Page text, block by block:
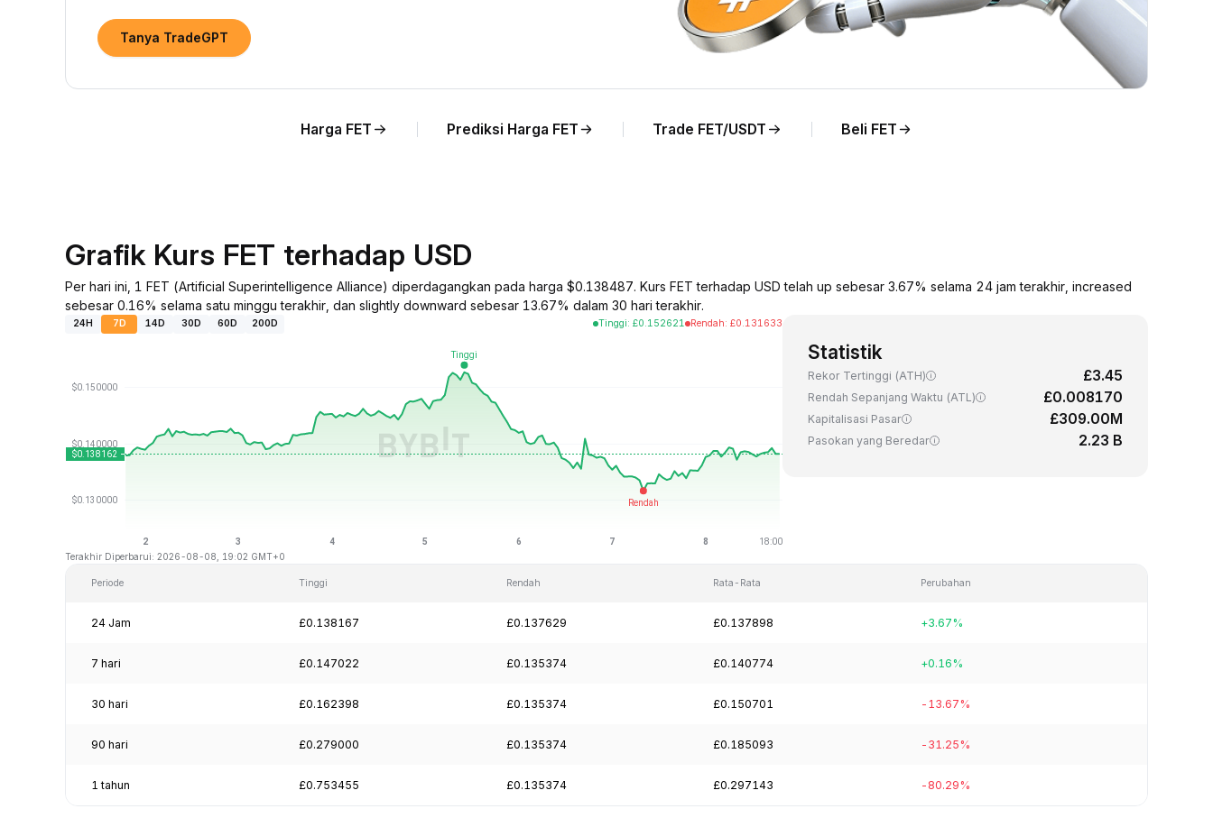
Tanya TradeGPT
Harga FET Prediksi Harga FET Trade FET/USDT Beli FET
Grafik Kurs FET terhadap USD
Per hari ini, 1 FET (Artificial Superintelligence Alliance) diperdagangkan pada harga $0.138487. Kurs FET terhadap USD telah up sebesar 3.67% selama 24 jam terakhir, increased
sebesar 0.16% selama satu minggu terakhir, dan slightly downward sebesar 13.67% dalam 30 hari terakhir.
24H 7D 14D 30D 60D 200D Tinggi: £0.152621 Rendah: £0.131633
Terakhir Diperbarui: 2026-08-08, 19:02 GMT+0
Statistik
Rekor Tertinggi (ATH) £3.45
Rendah Sepanjang Waktu (ATL) £0.008170
Kapitalisasi Pasar £309.00M
Pasokan yang Beredar 2.23 B
Periode Tinggi Rendah Rata-Rata Perubahan
24 Jam £0.138167 £0.137629 £0.137898 +3.67%
7 hari £0.147022 £0.135374 £0.140774 +0.16%
30 hari £0.162398 £0.135374 £0.150701 -13.67%
90 hari £0.279000 £0.135374 £0.185093 -31.25%
1 tahun £0.753455 £0.135374 £0.297143 -80.29%